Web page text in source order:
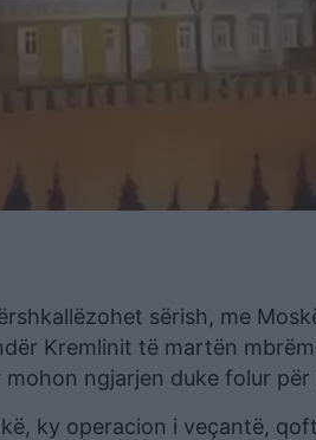
sërish, me
Kremlinit të martën
ngjarjen duke folur
ky operacion i veçantë,